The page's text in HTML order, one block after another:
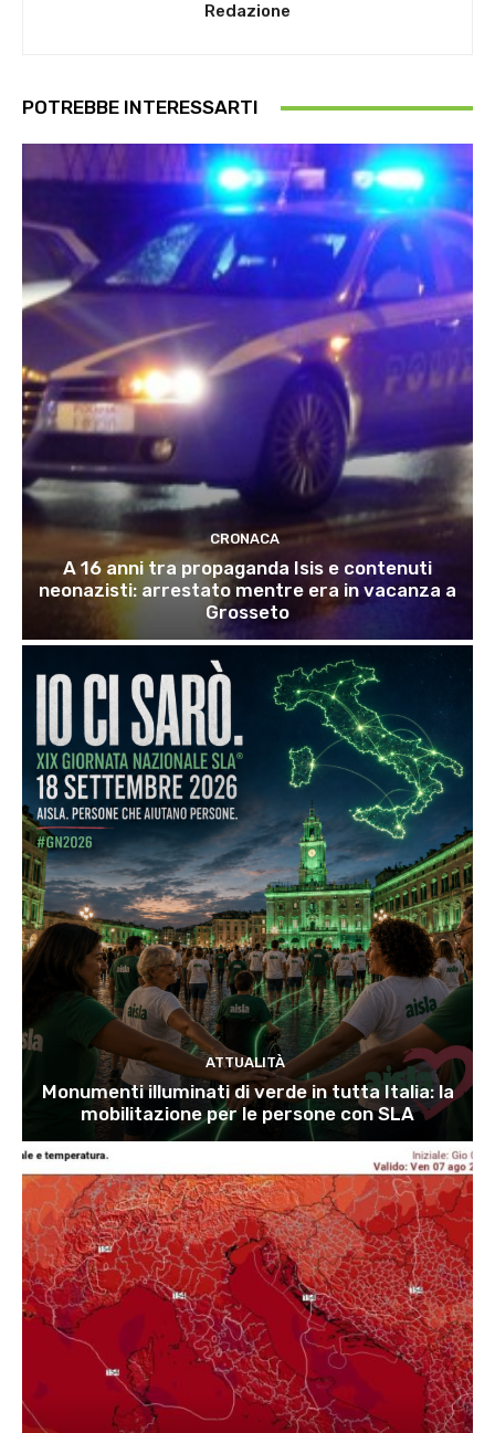
Redazione
POTREBBE INTERESSARTI
CRONACA
A 16 anni tra propaganda Isis e contenuti
neonazisti: arrestato mentre era in vacanza a
Grosseto
ATTUALITÀ
Monumenti illuminati di verde in tutta Italia: la
mobilitazione per le persone con SLA